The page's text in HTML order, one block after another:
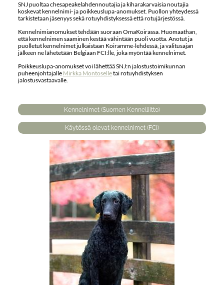
SNJ puoltaa chesapeakelahdennoutajia ja kiharakarvaisia noutajia
koskevat kennelnimi- ja poikkeuslupa-anomukset. Puollon yhteydessä
tarkistetaan jäsenyys sekä rotuyhdistyksessä että rotujärjestössä.
Kennelnimianomukset tehdään suoraan OmaKoirassa. Huomaathan,
että kennelnimen saaminen kestää vähintään puoli vuotta. Anotut ja
puolletut kennelnimet julkaistaan Koiramme-lehdessä, ja valitusajan
jälkeen ne lähetetään Belgiaan FCI:lle, joka myöntää kennelnimet.
Poikkeuslupa-anomukset voi lähettää SNJ:n jalostustoimikunnan
puheenjohtajalle Mirkka Montoselletai rotuyhdistyksen
jalostusvastaavalle.
Kennelnimet (Suomen Kennelliitto)
Käytössä olevat kennelnimet (FCI)